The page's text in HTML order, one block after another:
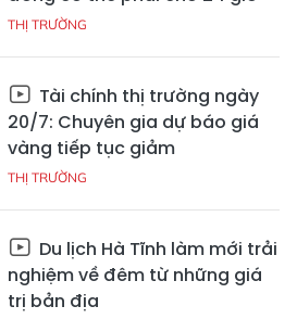
THỊ TRƯỜNG
Tài chính thị trường ngày
20/7: Chuyên gia dự báo giá
vàng tiếp tục giảm
THỊ TRƯỜNG
Du lịch Hà Tĩnh làm mới trải
nghiệm về đêm từ những giá
trị bản địa